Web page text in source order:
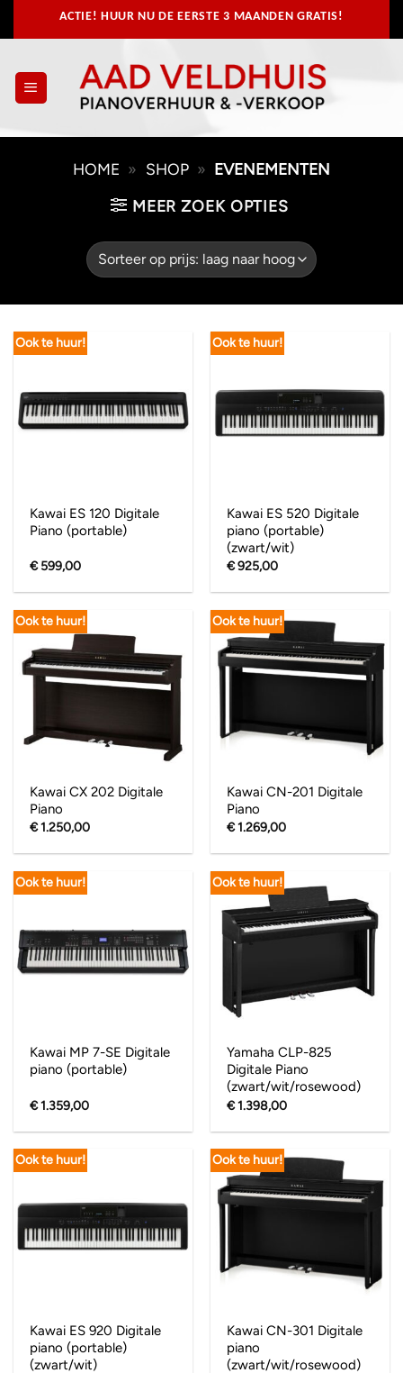
naar
ACTIE! HUUR NU DE EERSTE 3 MAANDEN GRATIS!
HOME » SHOP » EVENEMENTEN
MEER ZOEK OPTIES
Ook te huur!
Kawai ES 120 Digitale
Piano (portable)
€599,00
Ook te huur!
Kawai ES 520 Digitale
piano (portable)
(zwart/wit)
€925,00
Ook te huur!
Kawai CX 202 Digitale
Piano
€1.250,00
Ook te huur!
Kawai CN-201 Digitale
Piano
€1.269,00
Ook te huur!
Kawai MP 7-SE Digitale
piano (portable)
€1.359,00
Ook te huur!
Yamaha CLP-825
Digitale Piano
(zwart/wit/rosewood)
€1.398,00
Ook te huur!
Kawai ES 920 Digitale
piano (portable)
(zwart/wit)
Ook te huur!
Kawai CN-301 Digitale
piano
(zwart/wit/rosewood)